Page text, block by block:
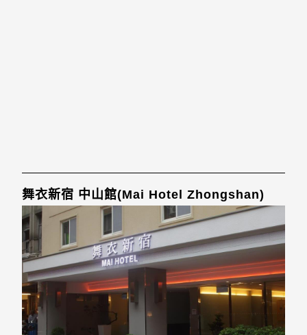
舞衣新宿 中山館(Mai Hotel Zhongshan)